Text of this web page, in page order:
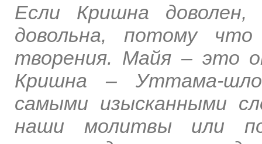
Если Кришна доволен,
довольна, потому
творения. Майя – это
Кришна – Уттама-
самыми изысканными
наши молитвы или